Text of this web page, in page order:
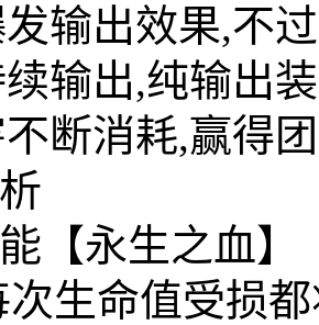
输出效果,不
输出,纯输出
断消耗,赢得
【永生之血】
生命值受损